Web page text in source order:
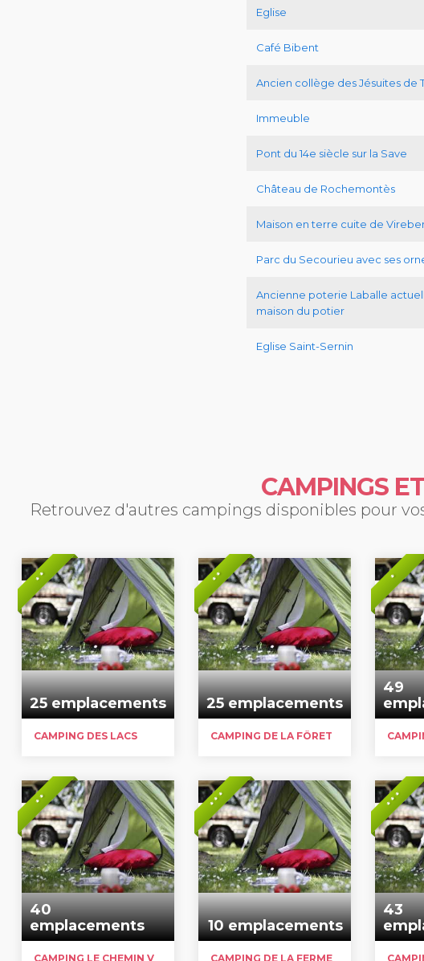
Eglise
Café Bibent
Ancien collège des Jésuites de
Immeuble
Pont du 14e siècle sur la Save
Château de Rochemontès
Maison en terre cuite de
Parc du Secourieu avec ses
Ancienne poterie Laballe
maison du potier
Eglise Saint-Sernin
CAMPINGS
Retrouvez d'autres campings disponibles pour
* *
25 emplacements
CAMPING DES LACS
* *
25 emplacements
CAMPING DE LA FÔRET
*
49
* *
40
emplacements
CAMPING LE CHEMIN VERT
* * *
10 emplacements
CAMPING DE LA FERME DU TUILLIÉ
* * *
43